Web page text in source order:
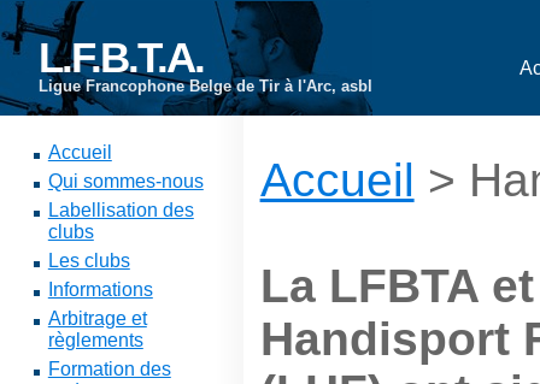
L.F.B.T.A.
Ligue Francophone Belge de Tir à l'Arc, asbl
Accueil
Qui sommes-nous
Labellisation des
clubs
Les clubs
Informations
Arbitrage et
règlements
Formation des
Accueil >
La LFBTA
Handisport